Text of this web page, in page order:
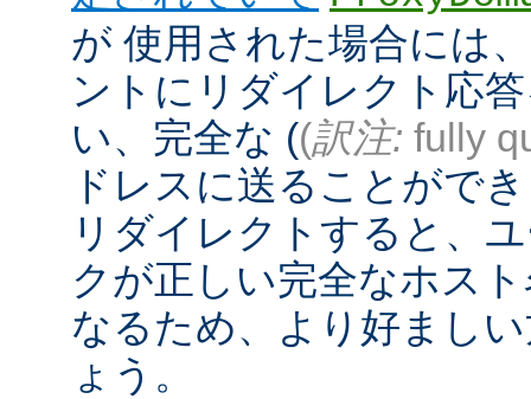
が 使用された場合には
ントにリダイレクト応
い、完全な ((訳注: fully
ドレスに送ることがで
リダイレクトすると、
クが正しい完全なホス
なるため、より好まし
ょう。